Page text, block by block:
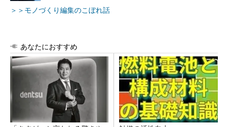
＞＞モノづくり編集のこぼれ話
あなたにおすすめ